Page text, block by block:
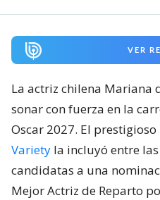
VER
La actriz chilena Mariana
sonar con fuerza en la
Oscar 2027. El
Variety la incluyó entre
candidatas a una
Mejor Actriz de Reparto